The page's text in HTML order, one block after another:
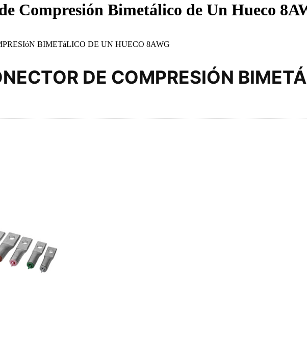
Compresión Bimetálico de Un Hueco
BIMETáLICO DE UN HUECO 8AWG
DE COMPRESIÓN